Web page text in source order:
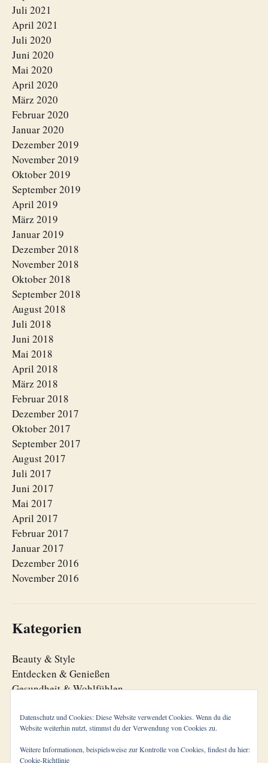
Juli 2021
April 2021
Juli 2020
Juni 2020
Mai 2020
April 2020
März 2020
Februar 2020
Januar 2020
Dezember 2019
November 2019
Oktober 2019
September 2019
April 2019
März 2019
Januar 2019
Dezember 2018
November 2018
Oktober 2018
September 2018
August 2018
Juli 2018
Juni 2018
Mai 2018
April 2018
März 2018
Februar 2018
Dezember 2017
Oktober 2017
September 2017
August 2017
Juli 2017
Juni 2017
Mai 2017
April 2017
Februar 2017
Januar 2017
Dezember 2016
November 2016
Kategorien
Beauty & Style
Entdecken & Genießen
Gesundheit & Wohlfühlen
Lebensorganisation
Zeitgeist
Datenschutz und Cookies: Diese Website verwendet Cookies. Wenn du die
Website weiterhin nutzt, stimmst du der Verwendung von Cookies zu.
Weitere Informationen, beispielsweise zur Kontrolle von Cookies, findest du hier:
Cookie-Richtlinie